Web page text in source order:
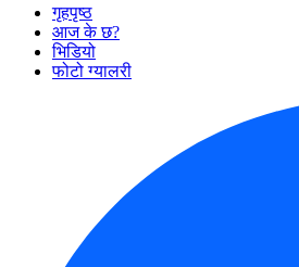
गृहपृष्ठ
आज के छ?
भिडियो
फोटो ग्यालरी